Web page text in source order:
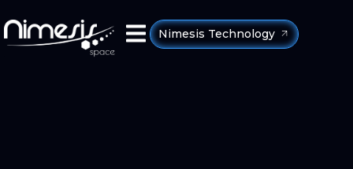
Nimesis Technology